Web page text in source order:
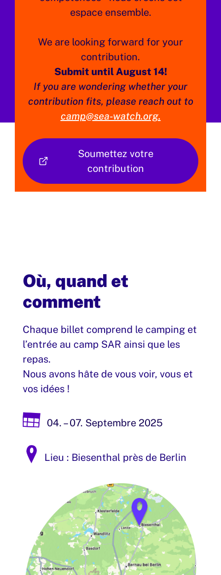
espace ensemble.
We are looking forward for your
contribution.
Submit until August 14!
If you are wondering whether your
contribution fits, please reach out to
camp@sea-watch.org.
Soumettez votre
contribution
Où, quand et
comment
Chaque billet comprend le camping et
l’entrée au camp SAR ainsi que les
repas.
Nous avons hâte de vous voir, vous et
vos idées !
04. – 07. Septembre 2025
Lieu : Biesenthal près de Berlin